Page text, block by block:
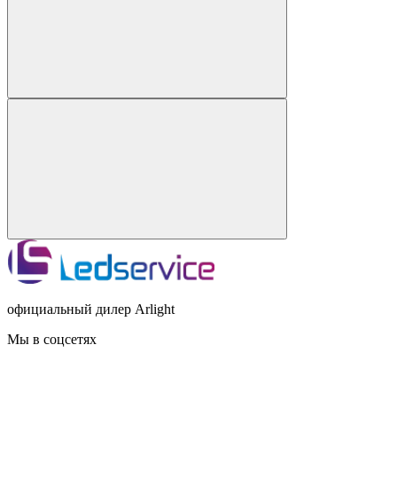
официальный дилер Arlight
Мы в соцсетях